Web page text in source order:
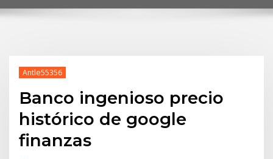
Antle55356
Banco ingenioso precio
histórico de google
finanzas